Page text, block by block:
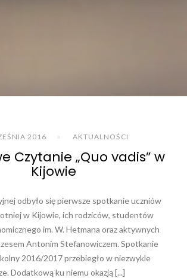
2016 AKTUALNOŚCI
Czytanie „Quo vadis” w
Kijowie
odbyło się pierwsze spotkanie uczniów
w Kijowie, ich rodziców, studentów
im. W. Hetmana oraz aktywnych
Antonim Stefanowiczem. Spotkanie
2016/2017 przebiegło w niezwykle
Dodatkową ku niemu okazją [...]